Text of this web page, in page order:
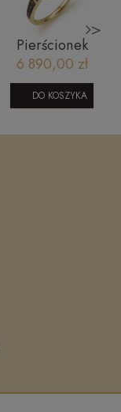
Pierścionek
złoty
RR46095SMCHY
6 890,00 zł
DO KOSZYKA
>